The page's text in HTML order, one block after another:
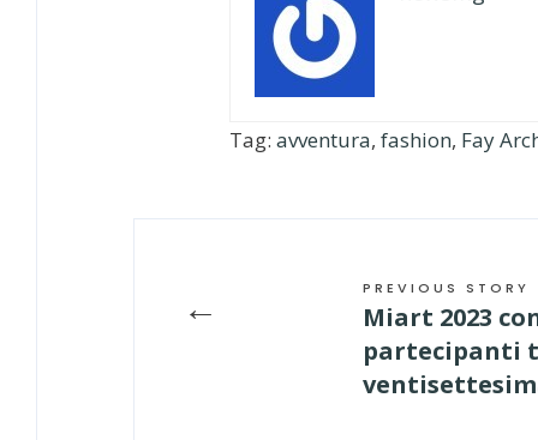
Tag: avventura, fashion, Fay
← PREVIOUS STORY
Miart 2023
partecipanti